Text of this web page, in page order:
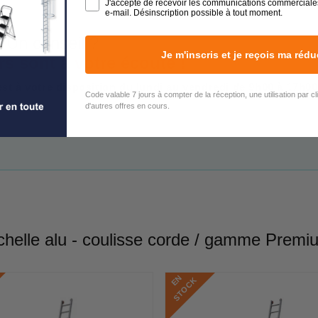
conseil ?
sont à votre écoute !
à votre disposition du lundi au vendredi de 9h00 à 17h00
alu - coulisse corde / gamme
E
N
S
T
O
C
K
J'accepte de recevoir les communications
e-mail. Désinscription possible à tout moment.
Je m'inscris et je reçois ma
Code valable 7 jours à compter de la réception, une utilisation par
d'autres offres en cours.